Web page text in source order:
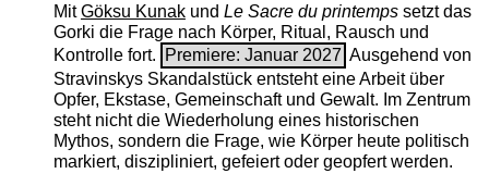
MitGöksu Kunakund Le Sacre du printempssetzt das
Gorki die Frage nach Körper, Ritual, Rausch und
Kontrolle fort.
Premiere: Januar 2027 Ausgehend von
Stravinskys Skandalstück entsteht eine Arbeit über
Opfer, Ekstase, Gemeinschaft und Gewalt. Im Zentrum
steht nicht die Wiederholung eines historischen
Mythos, sondern die Frage, wie Körper heute politisch
markiert, diszipliniert, gefeiert oder geopfert werden.